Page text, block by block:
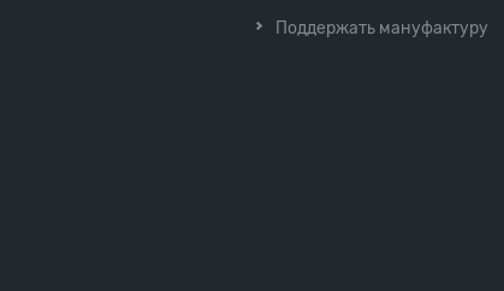
Поддержать мануфактуру